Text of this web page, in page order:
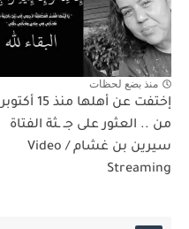
منذ بضع لحظات
إختفت عن أهلها منذ 15 أكتوبر
من .. العثور على جـ ـثة الفتاة
سيرين بن غشام / Video
Streaming